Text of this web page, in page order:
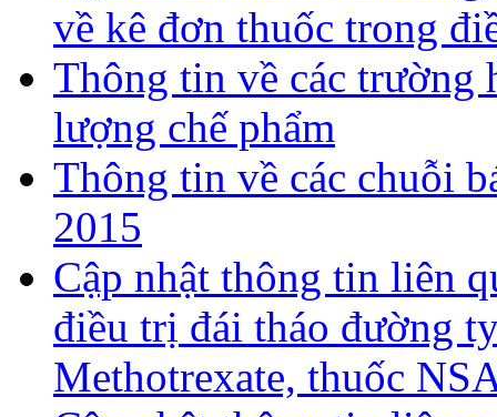
về kê đơn thuốc trong
Thông tin về các trường
lượng chế phẩm
Thông tin về các chuỗi
2015
Cập nhật thông tin liên
điều trị đái tháo đường
Methotrexate, thuốc